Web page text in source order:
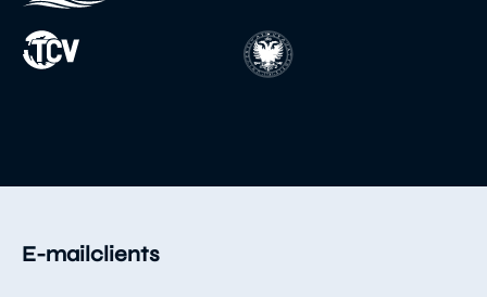
E-mailclients